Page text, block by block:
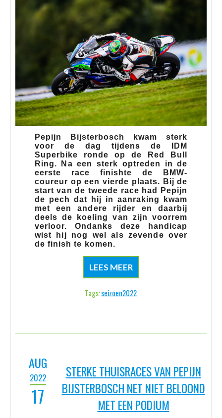
Pepijn Bijsterbosch kwam sterk
voor de dag tijdens de IDM
Superbike ronde op de Red Bull
Ring. Na een sterk optreden in de
eerste race finishte de BMW-
coureur op een vierde plaats. Bij de
start van de tweede race had Pepijn
de pech dat hij in aanraking kwam
met een andere rijder en daarbij
deels de koeling van zijn voorrem
verloor. Ondanks deze handicap
wist hij nog wel als zevende over
de finish te komen.
LEES MEER
Tags: seizoen2022
STERKE THUISRACES VAN PEPIJN
BIJSTERBOSCH NET NIET BELOOND